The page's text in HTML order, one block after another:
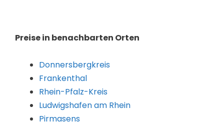
Preise in benachbarten Orten
Donnersbergkreis
Frankenthal
Rhein-Pfalz-Kreis
Ludwigshafen am Rhein
Pirmasens